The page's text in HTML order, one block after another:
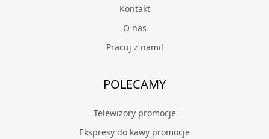
Kontakt
O nas
Pracuj z nami!
POLECAMY
Telewizory promocje
Ekspresy do kawy promocje